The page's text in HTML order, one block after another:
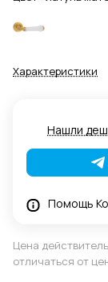
Характеристики
Нашли
Помощь
Цена
отличаться от